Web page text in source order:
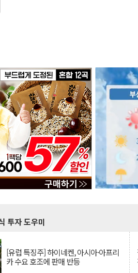
투자 도우미
[유럽 특징주] 하이네켄, 아시아·아프리
카 수요 호조에 판매 반등